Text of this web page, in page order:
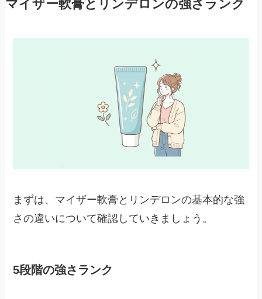
マイザー軟膏とリンデロンの強さランク
まずは、マイザー軟膏とリンデロンの基本的な強
さの違いについて確認していきましょう。
5段階の強さランク